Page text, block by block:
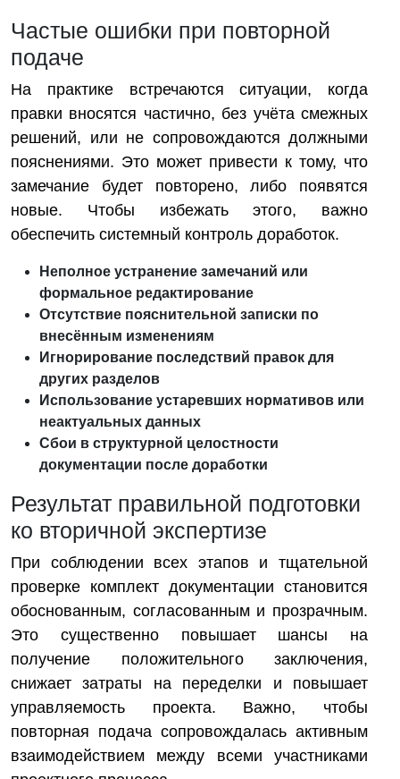
Частые ошибки при повторной
подаче
На практике встречаются ситуации, когда
правки вносятся частично, без учёта смежных
решений, или не сопровождаются должными
пояснениями. Это может привести к тому, что
замечание будет повторено, либо появятся
новые. Чтобы избежать этого, важно
обеспечить системный контроль доработок.
Неполное устранение замечаний или
формальное редактирование
Отсутствие пояснительной записки по
внесённым изменениям
Игнорирование последствий правок для
других разделов
Использование устаревших нормативов или
неактуальных данных
Сбои в структурной целостности
документации после доработки
Результат правильной подготовки
ко вторичной экспертизе
При соблюдении всех этапов и тщательной
проверке комплект документации становится
обоснованным, согласованным и прозрачным.
Это существенно повышает шансы на
получение положительного заключения,
снижает затраты на переделки и повышает
управляемость проекта. Важно, чтобы
повторная подача сопровождалась активным
взаимодействием между всеми участниками